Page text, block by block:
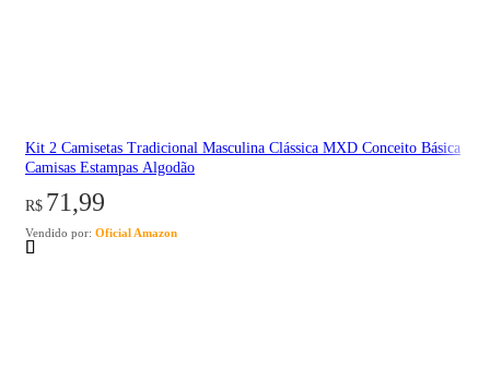
Kit 2 Camisetas Tradicional Masculina Clássica MXD Conceito Básica
Camisas Estampas Algodão
R$ 71,99
Vendido por: Oficial Amazon